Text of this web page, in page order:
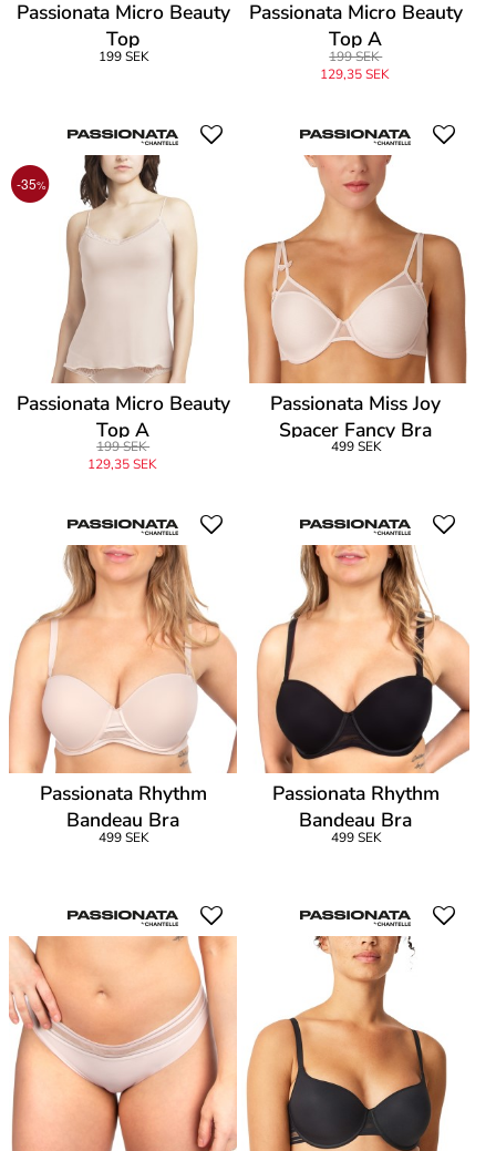
Passionata Micro Beauty
Top
199 SEK
Passionata Micro Beauty
Top A
199 SEK
129,35 SEK
-35%
Passionata Micro Beauty
Top A
199 SEK
129,35 SEK
Passionata Miss Joy
Spacer Fancy Bra
499 SEK
Passionata Rhythm
Bandeau Bra
499 SEK
Passionata Rhythm
Bandeau Bra
499 SEK